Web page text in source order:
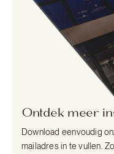
Ontdek meer
Download eenvoudig
mailadres in te vullen.